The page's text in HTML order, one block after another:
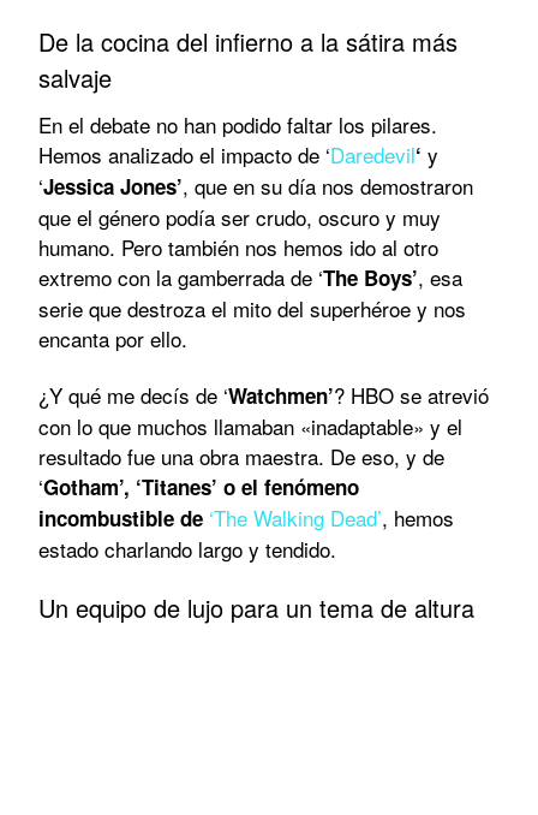
De la cocina del infierno a la sátira más
salvaje
En el debate no han podido faltar los pilares.
Hemos analizado el impacto de ‘Daredevil‘ y
‘Jessica Jones’, que en su día nos demostraron
que el género podía ser crudo, oscuro y muy
humano. Pero también nos hemos ido al otro
extremo con la gamberrada de ‘The Boys’, esa
serie que destroza el mito del superhéroe y nos
encanta por ello.
¿Y qué me decís de ‘Watchmen’? HBO se atrevió
con lo que muchos llamaban «inadaptable» y el
resultado fue una obra maestra. De eso, y de
‘Gotham’, ‘Titanes’ o el fenómeno
incombustible de ‘The Walking Dead’, hemos
estado charlando largo y tendido.
Un equipo de lujo para un tema de altura